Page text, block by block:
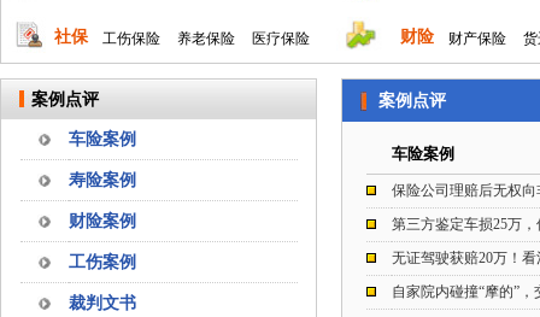
社保 工伤保险 养老保险 医疗保险 财险 财产保险 货
案例点评
车险案例
寿险案例
财险案例
工伤案例
裁判文书
案例点评
车险案例
保险公司理赔后无权
第三方鉴定车损25万
无证驾驶获赔20万！
自家院内碰撞“摩的”